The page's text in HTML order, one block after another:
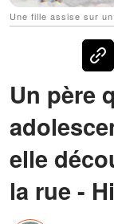
Une fille assise sur
Un père
elle
la rue -